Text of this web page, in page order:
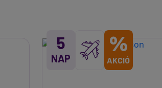
5
NAP
%
AKCIÓ